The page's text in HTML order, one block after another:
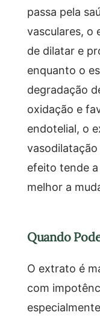
passa pela
vasculares, o
de dilatar e
enquanto o
degradação
oxidação e
endotelial, o
efeito tende
melhor a
Quando
O extrato é
com